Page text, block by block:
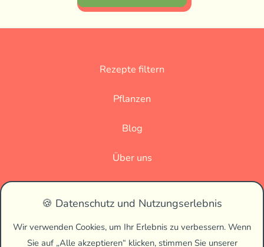
🍪 Datenschutz und Nutzungserlebnis
Wir verwenden Cookies, um Ihr Erlebnis zu verbessern. Wenn
Sie auf „Alle akzeptieren“ klicken, stimmen Sie unserer
Rezepte filtern
Pflanzen
Blog
Über uns